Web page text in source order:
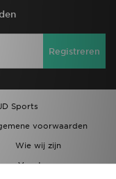
Registreren
Sports
voorwaarden
Wie wij zijn
Vacatures